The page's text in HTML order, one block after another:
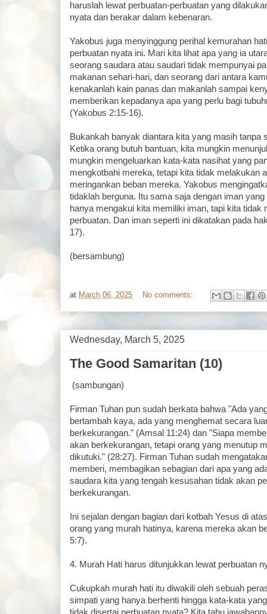
haruslah lewat perbuatan-perbuatan yang
nyata dan berakar dalam kebenaran.
Yakobus juga menyinggung perihal kemurahan
perbuatan nyata ini. Mari kita lihat apa yang ia
seorang saudara atau saudari tidak mempunyai
makanan sehari-hari, dan seorang dari antara
kenakanlah kain panas dan makanlah sampai
memberikan kepadanya apa yang perlu bagi
(Yakobus 2:15-16).
Bukankah banyak diantara kita yang masih tanpa
Ketika orang butuh bantuan, kita mungkin
mungkin mengeluarkan kata-kata nasihat yang
mengkotbahi mereka, tetapi kita tidak melakukan
meringankan beban mereka. Yakobus
tidaklah berguna. Itu sama saja dengan iman
hanya mengakui kita memiliki iman, tapi kita tidak
perbuatan. Dan iman seperti ini dikatakan pada
17).
(bersambung)
at March 06, 2025 No comments:
Wednesday, March 5, 2025
The Good Samaritan (10)
(sambungan)
Firman Tuhan pun sudah berkata bahwa "Ada
bertambah kaya, ada yang menghemat secara
berkekurangan." (Amsal 11:24) dan "Siapa
akan berkekurangan, tetapi orang yang menutup
dikutuki." (28:27). Firman Tuhan sudah
memberi, membagikan sebagian dari apa yang
saudara kita yang tengah kesusahan tidak akan
berkekurangan.
Ini sejalan dengan bagian dari kotbah Yesus di
orang yang murah hatinya, karena mereka akan
5:7).
4. Murah Hati harus ditunjukkan lewat perbuatan
Cukupkah murah hati itu diwakili oleh sebuah
simpati yang hanya berhenti hingga kata-kata